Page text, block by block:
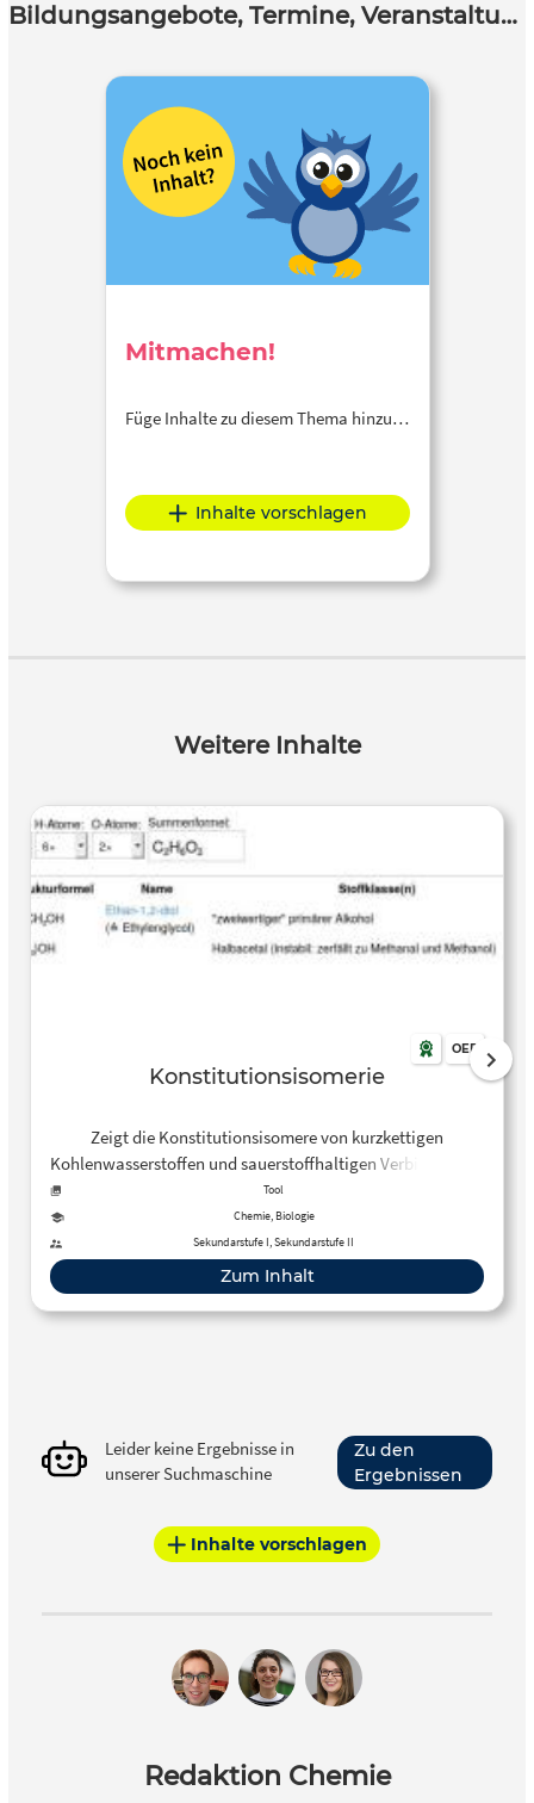
Bildungsangebote, Termine, Veranstaltungen
Mitmachen!
Füge Inhalte zu diesem Thema hinzu…
Inhalte vorschlagen
Weitere Inhalte
OER
Konstitutionsisomerie
Zeigt die Konstitutionsisomere von kurzkettigen
Kohlenwasserstoffen und sauerstoffhaltigen Verbindungen
Tool
Chemie, Biologie
Sekundarstufe I, Sekundarstufe II
Zum Inhalt
Leider keine Ergebnisse in
unserer Suchmaschine
Zu den
Ergebnissen
Inhalte vorschlagen
Redaktion Chemie